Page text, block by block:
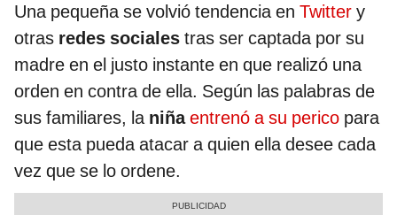
Una pequeña se volvió tendencia en Twitter y
otras redes sociales tras ser captada por su
madre en el justo instante en que realizó una
orden en contra de ella. Según las palabras de
sus familiares, la niñaentrenó a su perico para
que esta pueda atacar a quien ella desee cada
vez que se lo ordene.